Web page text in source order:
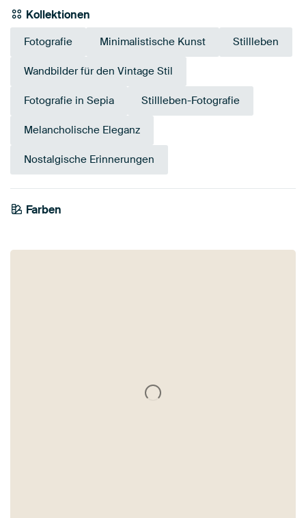
Kollektionen
Fotografie Minimalistische Kunst Stillleben
Wandbilder für den Vintage Stil
Fotografie in Sepia Stillleben-Fotografie
Melancholische Eleganz
Nostalgische Erinnerungen
Farben
Taupe
Anthrazit